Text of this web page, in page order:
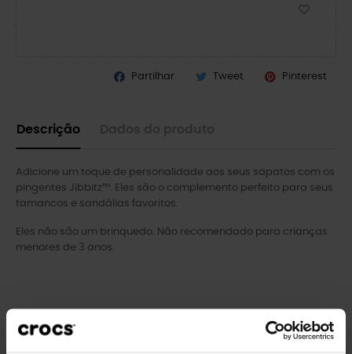
Partilhar Tweet Pinterest
Descrição
Adicione um toque de personalidade aos seus sapatos com os
pingentes Jibbitz™. Eles são o complemento perfeito para seus
tamancos e sandálias favoritos.
Eles não são um brinquedo. Não recomendado para crianças
menores de 3 anos.
Clientes que compraram este
produto também compraram: